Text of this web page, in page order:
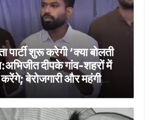
पार्टी शुरू करेगी ‘क्या बोलती
दीपके गांव-शहरों में
बेरोजगारी और महंगी